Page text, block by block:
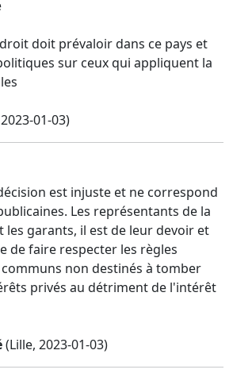
droit doit prévaloir dans ce pays et
sur ceux qui appliquent la
01-03)
est injuste et ne correspond
Les représentants de la
les garants, il est de leur devoir et
de faire respecter les règles
non destinés à tomber
privés au détriment de l'intérêt
(Lille, 2023-01-03)